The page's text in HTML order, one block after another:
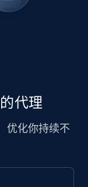
代理
优化你持续不